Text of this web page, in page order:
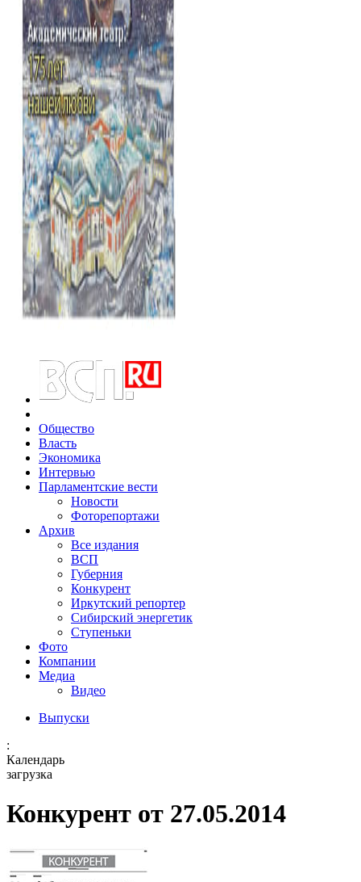
Общество
Власть
Экономика
Интервью
Парламентские вести
Новости
Фоторепортажи
Архив
Все издания
ВСП
Губерния
Конкурент
Иркутский репортер
Сибирский энергетик
Ступеньки
Фото
Компании
Медиа
Видео
Выпуски
:
Календарь
загрузка
Конкурент от 27.05.2014